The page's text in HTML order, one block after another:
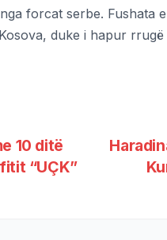
forcat serbe. Fushata
duke i hapur
10 ditë
“UÇK”